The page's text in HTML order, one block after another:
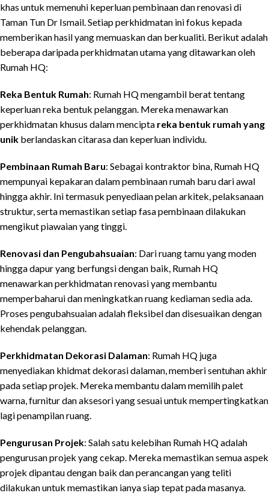
khas untuk memenuhi keperluan pembinaan dan renovasi di
Taman Tun Dr Ismail. Setiap perkhidmatan ini fokus kepada
memberikan hasil yang memuaskan dan berkualiti. Berikut adalah
beberapa daripada perkhidmatan utama yang ditawarkan oleh
Rumah HQ:
Reka Bentuk Rumah: Rumah HQ mengambil berat tentang
keperluan reka bentuk pelanggan. Mereka menawarkan
perkhidmatan khusus dalam mencipta reka bentuk rumah yang
unik berlandaskan citarasa dan keperluan individu.
Pembinaan Rumah Baru: Sebagai kontraktor bina, Rumah HQ
mempunyai kepakaran dalam pembinaan rumah baru dari awal
hingga akhir. Ini termasuk penyediaan pelan arkitek, pelaksanaan
struktur, serta memastikan setiap fasa pembinaan dilakukan
mengikut piawaian yang tinggi.
Renovasi dan Pengubahsuaian: Dari ruang tamu yang moden
hingga dapur yang berfungsi dengan baik, Rumah HQ
menawarkan perkhidmatan renovasi yang membantu
memperbaharui dan meningkatkan ruang kediaman sedia ada.
Proses pengubahsuaian adalah fleksibel dan disesuaikan dengan
kehendak pelanggan.
Perkhidmatan Dekorasi Dalaman: Rumah HQ juga
menyediakan khidmat dekorasi dalaman, memberi sentuhan akhir
pada setiap projek. Mereka membantu dalam memilih palet
warna, furnitur dan aksesori yang sesuai untuk mempertingkatkan
lagi penampilan ruang.
Pengurusan Projek: Salah satu kelebihan Rumah HQ adalah
pengurusan projek yang cekap. Mereka memastikan semua aspek
projek dipantau dengan baik dan perancangan yang teliti
dilakukan untuk memastikan ianya siap tepat pada masanya.